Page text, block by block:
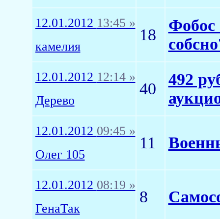
12.01.2012 13:45 »
камелия
18
Фобос
12.01.2012 12:14 »
Дерево
40
492
12.01.2012 09:45 »
Олег 105
11
12.01.2012 08:19 »
ГенаТак
8